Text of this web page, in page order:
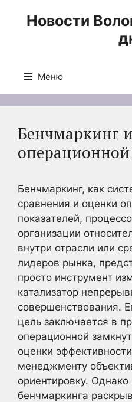
Новости
Меню
Бенчмаркинг
операционной
Бенчмаркинг, как
сравнения и оценки
показателей,
организации
внутри отрасли или
лидеров рынка,
просто инструмент
катализатор
совершенствования.
цель заключается в
операционной
оценки
менеджменту
ориентировку.
бенчмаркинга